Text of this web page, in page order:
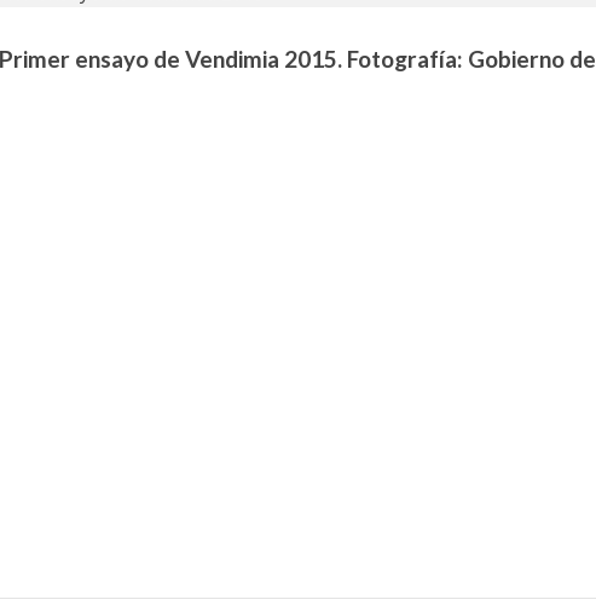
ensayo de Vendimia 2015. Fotografía: Gobierno de